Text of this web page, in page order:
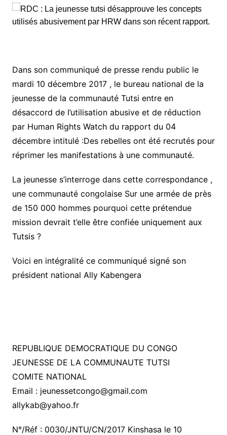
Dans son communiqué de presse rendu public le
mardi 10 décembre 2017 , le bureau national de la
jeunesse de la communauté Tutsi entre en
désaccord de l’utilisation abusive et de réduction
par Human Rights Watch du rapport du 04
décembre intitulé :Des rebelles ont été recrutés pour
réprimer les manifestations à une communauté.
La jeunesse s’interroge dans cette correspondance ,
une communauté congolaise Sur une armée de près
de 150 000 hommes pourquoi cette prétendue
mission devrait t’elle être confiée uniquement aux
Tutsis ?
Voici en intégralité ce communiqué signé son
président national Ally Kabengera
REPUBLIQUE DEMOCRATIQUE DU CONGO
JEUNESSE DE LA COMMUNAUTE TUTSI
COMITE NATIONAL
Email : jeunessetcongo@gmail.com
allykab@yahoo.fr
N°/Réf : 0030/JNTU/CN/2017 Kinshasa le 10